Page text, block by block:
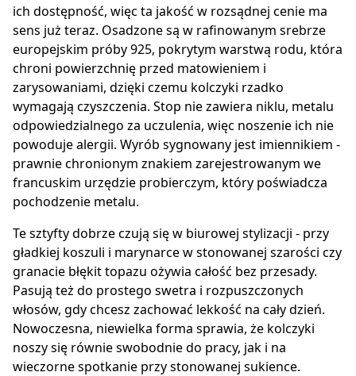
ich dostępność, więc ta jakość w rozsądnej cenie ma
sens już teraz. Osadzone są w rafinowanym srebrze
europejskim próby 925, pokrytym warstwą rodu, która
chroni powierzchnię przed matowieniem i
zarysowaniami, dzięki czemu kolczyki rzadko
wymagają czyszczenia. Stop nie zawiera niklu, metalu
odpowiedzialnego za uczulenia, więc noszenie ich nie
powoduje alergii. Wyrób sygnowany jest imiennikiem -
prawnie chronionym znakiem zarejestrowanym we
francuskim urzędzie probierczym, który poświadcza
pochodzenie metalu.
Te sztyfty dobrze czują się w biurowej stylizacji - przy
gładkiej koszuli i marynarce w stonowanej szarości czy
granacie błękit topazu ożywia całość bez przesady.
Pasują też do prostego swetra i rozpuszczonych
włosów, gdy chcesz zachować lekkość na cały dzień.
Nowoczesna, niewielka forma sprawia, że kolczyki
noszy się równie swobodnie do pracy, jak i na
wieczorne spotkanie przy stonowanej sukience.